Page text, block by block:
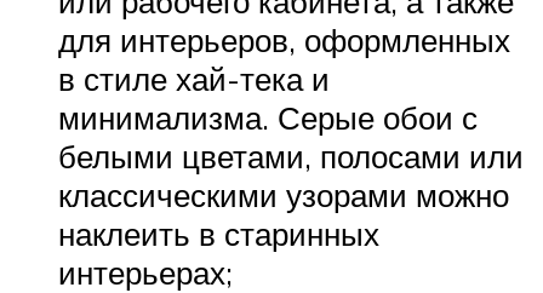
для интерьеров, оформленных
в стиле хай-тека и
минимализма. Серые обои с
белыми цветами, полосами или
классическими узорами можно
наклеить в старинных
интерьерах;